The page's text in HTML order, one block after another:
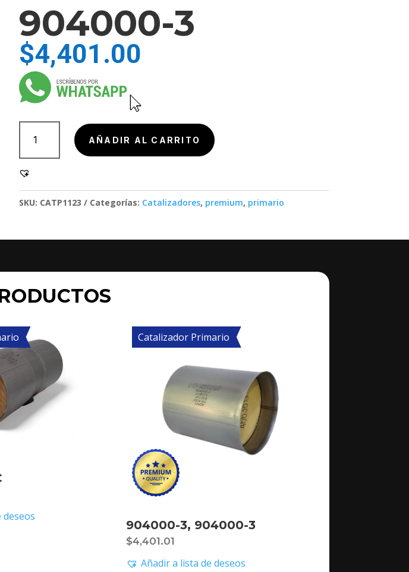
904000-3
$4,401.00
904000-
cantidad
AÑADIR AL CARRITO
SKU: CATP1123 Categorías: Catalizadores, premium, primario
deseos
Catalizador Primario
904000-3, 904000-3
$4,401.01
Añadir a lista de deseos